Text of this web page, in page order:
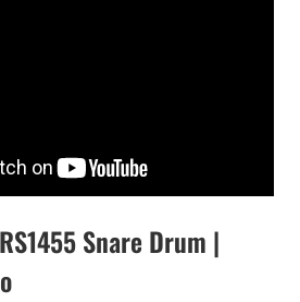
Snare Drum |